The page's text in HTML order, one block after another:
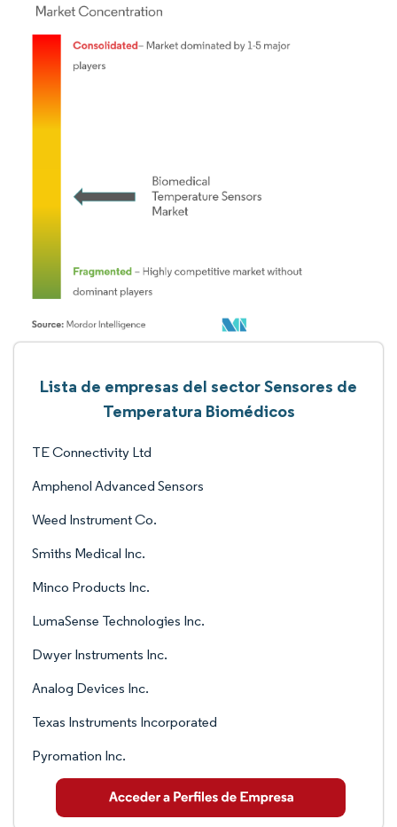
Lista de empresas del sector Sensores de
Temperatura Biomédicos
TE Connectivity Ltd
Amphenol Advanced Sensors
Weed Instrument Co.
Smiths Medical Inc.
Minco Products Inc.
LumaSense Technologies Inc.
Dwyer Instruments Inc.
Analog Devices Inc.
Texas Instruments Incorporated
Pyromation Inc.